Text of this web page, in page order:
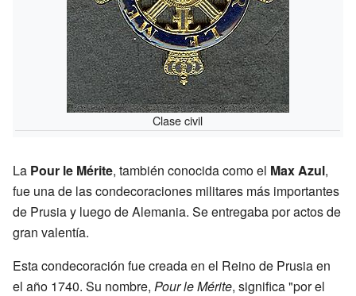
Clase civil
La Pour le Mérite, también conocida como el Max Azul,
fue una de las condecoraciones militares más importantes
de Prusia y luego de Alemania. Se entregaba por actos de
gran valentía.
Esta condecoración fue creada en el Reino de Prusia en
el año 1740. Su nombre, Pour le Mérite, significa "por el